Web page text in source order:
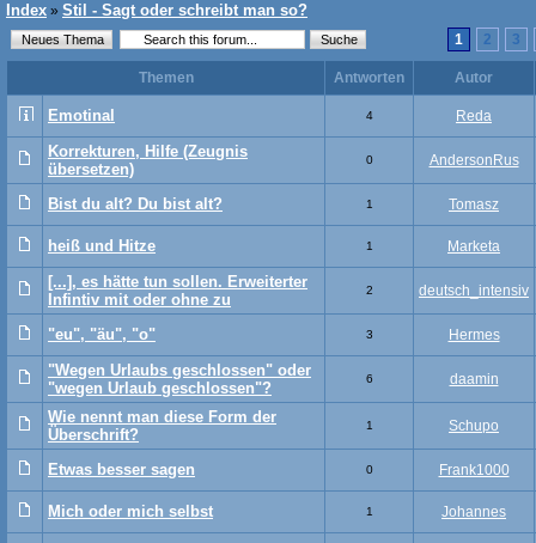
Index » Stil - Sagt oder schreibt man so?
1 2 3
Themen Antworten Autor
Emotinal 4 Reda
Korrekturen, Hilfe (Zeugnis
übersetzen)
0 AndersonRus
Bist du alt? Du bist alt? 1 Tomasz
heiß und Hitze 1 Marketa
[...], es hätte tun sollen. Erweiterter
Infintiv mit oder ohne zu
2 deutsch_intensiv
"eu", "äu", "o" 3 Hermes
"Wegen Urlaubs geschlossen" oder
"wegen Urlaub geschlossen"?
6 daamin
Wie nennt man diese Form der
Überschrift?
1 Schupo
Etwas besser sagen 0 Frank1000
Mich oder mich selbst 1 Johannes